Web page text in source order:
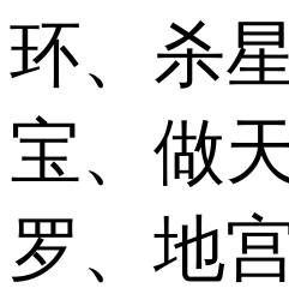
环、杀
宝、做
罗、地